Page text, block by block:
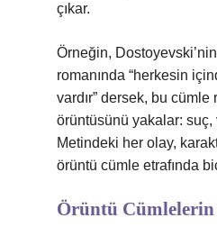
çıkar.
Örneğin,
romanında “herkesin
vardır” dersek, bu cümle
örüntüsünü yakalar: suç,
Metindeki her olay,
örüntü cümle etrafında
Örüntü